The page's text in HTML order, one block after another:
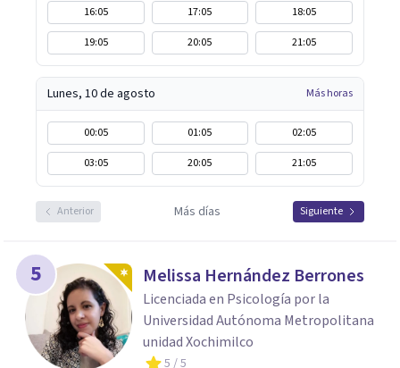
16:05 17:05
18:05
19:05
20:05 21:05
Lunes, 10 de agosto Más horas
00:05 01:05
02:05
03:05
20:05 21:05
Anterior Más días Siguiente
5 Melissa Hernández Berrones
Licenciada en Psicología por la
Universidad Autónoma Metropolitana
unidad Xochimilco
5 / 5